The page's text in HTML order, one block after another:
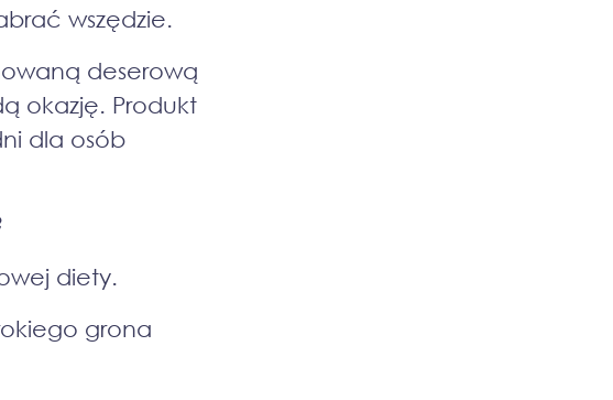
wszędzie.
deserową
okazję. Produkt
dla osób
diety.
grona